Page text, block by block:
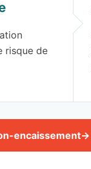
risque de
encaissement